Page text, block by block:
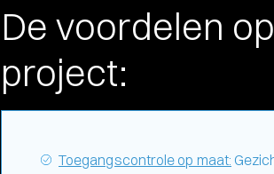
De voordelen
project:
Toegangscontrole op maat: